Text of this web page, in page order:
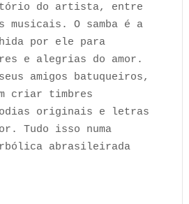
do artista, entre
musicais. O samba é a
por ele para
e alegrias do amor.
seus amigos batuqueiros,
criar timbres
originais e letras
Tudo isso numa
abrasileirada